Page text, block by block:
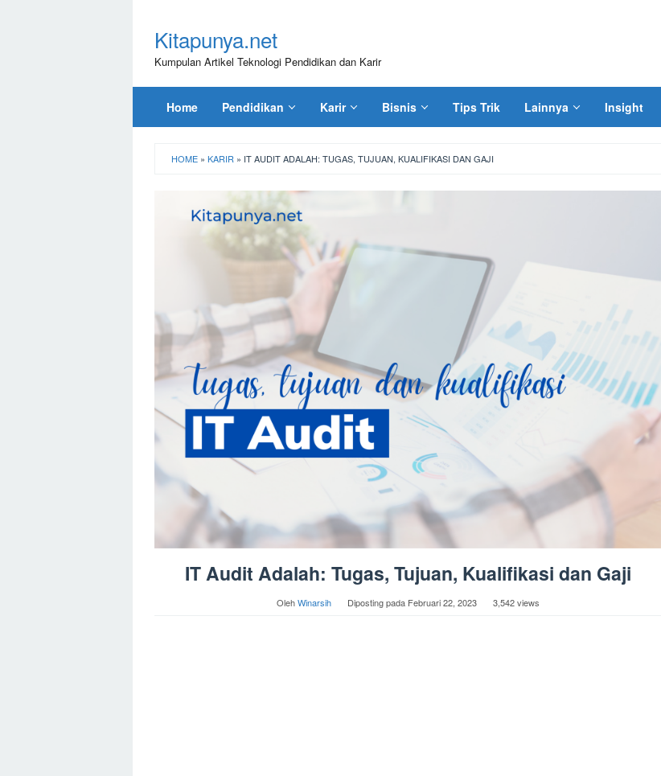
kontenKitapunya.net
Kumpulan Artikel Teknologi Pendidikan dan Karir
Home Pendidikan Karir Bisnis Tips Trik Lainnya Insight
HOME » KARIR » IT AUDIT ADALAH: TUGAS, TUJUAN, KUALIFIKASI DAN GAJI
IT Audit Adalah: Tugas, Tujuan, Kualifikasi dan Gaji
OlehWinarsih Diposting pada Februari 22, 2023 3,542 views